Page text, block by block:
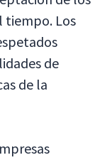
tiempo. Los
de
de la